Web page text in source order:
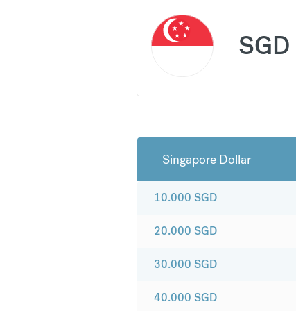
SGD
Singapore Dollar
10.000 SGD
20.000 SGD
30.000 SGD
40.000 SGD